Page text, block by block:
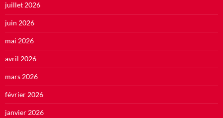
juillet 2026
juin 2026
mai 2026
avril 2026
mars 2026
février 2026
janvier 2026